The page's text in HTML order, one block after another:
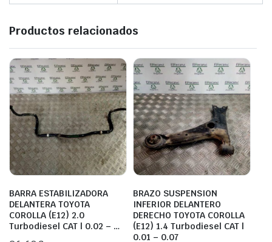
Productos relacionados
BARRA ESTABILIZADORA
DELANTERA TOYOTA
COROLLA (E12) 2.0
Turbodiesel CAT | 0.02 – …
BRAZO SUSPENSION
INFERIOR DELANTERO
DERECHO TOYOTA COROLLA
(E12) 1.4 Turbodiesel CAT |
0.01 – 0.07